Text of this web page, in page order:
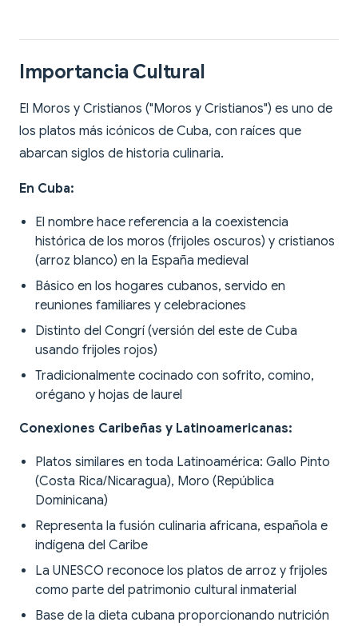
Importancia Cultural
El Moros y Cristianos ("Moros y Cristianos") es uno de
los platos más icónicos de Cuba, con raíces que
abarcan siglos de historia culinaria.
En Cuba:
El nombre hace referencia a la coexistencia
histórica de los moros (frijoles oscuros) y cristianos
(arroz blanco) en la España medieval
Básico en los hogares cubanos, servido en
reuniones familiares y celebraciones
Distinto del Congrí (versión del este de Cuba
usando frijoles rojos)
Tradicionalmente cocinado con sofrito, comino,
orégano y hojas de laurel
Conexiones Caribeñas y Latinoamericanas:
Platos similares en toda Latinoamérica: Gallo Pinto
(Costa Rica/Nicaragua), Moro (República
Dominicana)
Representa la fusión culinaria africana, española e
indígena del Caribe
La UNESCO reconoce los platos de arroz y frijoles
como parte del patrimonio cultural inmaterial
Base de la dieta cubana proporcionando nutrición